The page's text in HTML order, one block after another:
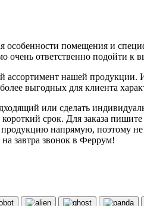
помещения и
ответственно подойти к
ассортимент нашей
выгодных для клиента
или сделать
срок. Для заказа
напрямую, поэтому
завтра звонок в Феррум!